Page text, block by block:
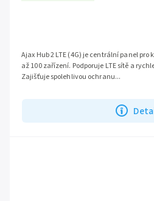
Ajax Hub 2 LTE (4G) je centrální panel
až 100 zařízení. Podporuje LTE sítě a
Zajišťuje spolehlivou ochranu...